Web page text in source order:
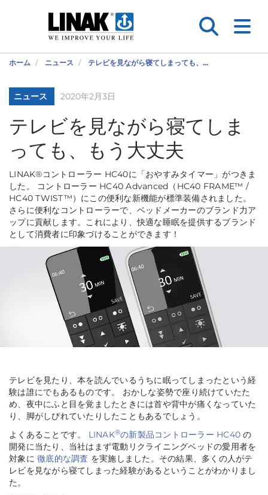
ホーム ニュース テレビを見ながら寝てしまっても、...
ニュース 2020年2月3日
テレビを見ながら寝てしま
っても、もう大丈夫
LINAK®コントローラー HC40に「おやすみタイマー」がつきま
した。 コントローラー HC40 Advanced（HC40 FRAME™ /
HC40 TWIST™）にこの便利な新機能が標準装備されました。
さらに便利なコントローラーで、ベッドメーカーのブランド力ア
ップに貢献します。これにより、快適な睡眠を提供するブランド
として消費者に印象づけることができます！
テレビを見たり、本を読んでいるうちに眠ってしまったという経
験は誰にでもあるものです。 おかしな姿勢で座り続けていたた
め、夜中にふと目を覚ましたときには首や背中が痛くなっていた
り、脚がしびれていたりしたこともあるでしょう。
よくあることです。 LINAK®の新製品コントローラー HC40 の
開発に当たり、当社はまず電動リクライニングベッドの愛用者を
対象に 徹底的な調査 を実施しました。その結果、多くの人がテ
レビを見ながら寝てしまった経験があるということがわかりまし
た。